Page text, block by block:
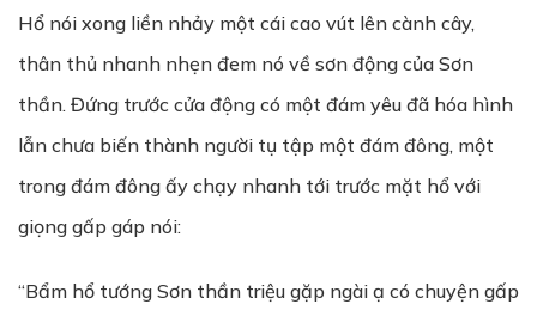
Hổ nói xong liền nhảy một cái cao vút lên cành cây,
thân thủ nhanh nhẹn đem nó về sơn động của Sơn
thần. Đứng trước cửa động có một đám yêu đã hóa hình
lẫn chưa biến thành người tụ tập một đám đông, một
trong đám đông ấy chạy nhanh tới trước mặt hổ với
giọng gấp gáp nói:
“Bẩm hổ tướng Sơn thần triệu gặp ngài ạ có chuyện gấp